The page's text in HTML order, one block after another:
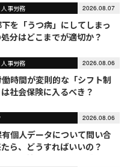
事労務 2026.08.07
を「うつ病」にしてしまっ
分はどこまでが適切か？
事労務 2026.08.06
働時間が変則的な「シフト制
社会保険に入るべき？
2026.08.06
個人データについて問い合
ら、どうすればいいの？
ん個人情報保護法（7）】